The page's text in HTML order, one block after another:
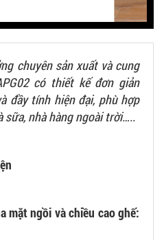
chuyên sản xuất và cung
có thiết kế đơn giản
đầy tính hiện đại, phù hợp
sữa, nhà hàng ngoài trời…..
mặt ngồi và chiều cao ghế: